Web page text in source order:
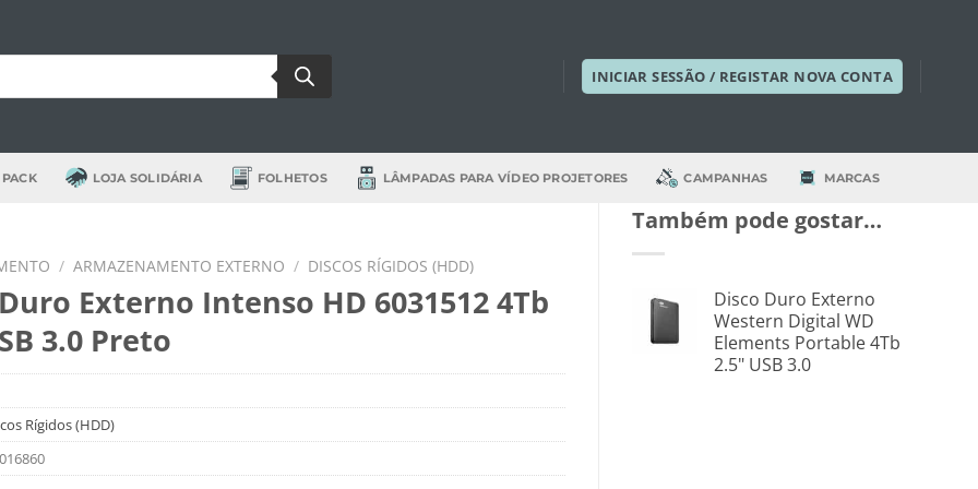
INICIAR SESSÃO / REGISTAR NOVA CONTA
LOJA SOLIDÁRIA FOLHETOS LÂMPADAS PARA VÍDEO PROJETORES CAMPANHAS MARCAS
Também pode gostar…
Disco Duro Externo
Western Digital WD
Elements Portable 4Tb
2.5" USB 3.0
/ ARMAZENAMENTO EXTERNO / DISCOS RÍGIDOS (HDD)
Externo Intenso HD 6031512 4Tb
3.0 Preto
Rígidos (HDD)